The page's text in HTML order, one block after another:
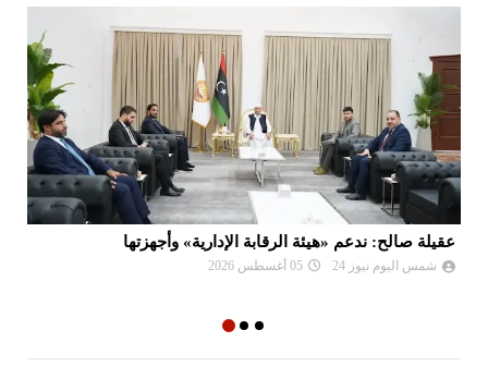
عقيلة صالح: ندعم «هيئة الرقابة الإدارية» وأجهزتها
شمس اليوم نيوز 24 05 أغسطس 2026